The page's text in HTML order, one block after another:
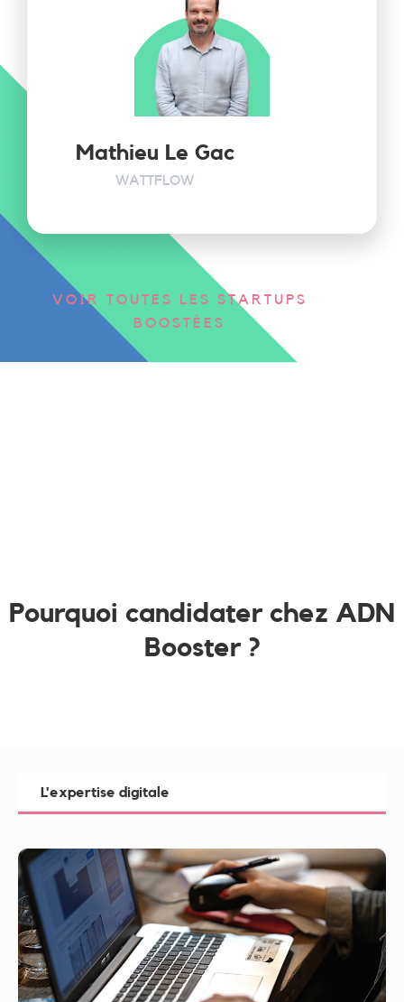
Mathieu Le Gac
WATTFLOW
VOIR TOUTES LES STARTUPS
BOOSTÉES
Pourquoi candidater chez ADN
Booster ?
L'expertise digitale